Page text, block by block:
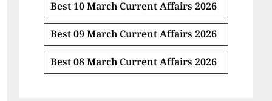
Best 10 March Current Affairs 2026
Best 09 March Current Affairs 2026
Best 08 March Current Affairs 2026